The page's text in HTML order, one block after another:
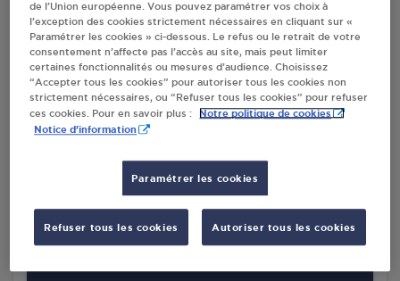
SUPER U - LANG WOERTH
ROUTE DE HAGUENAU
67360WOERTH
S'Y RENDRE
DISTRIBUTEUR AUTOMATIQUE 24/24
SYSTÈME U WOERTH
ROUTE DE HAGUENAU
67360WOERTH
de l’Union européenne. Vous pouvez paramétrer vos choix à
l’exception des cookies strictement nécessaires en cliquant sur «
Paramétrer les cookies » ci-dessous. Le refus ou le retrait de votre
consentement n’affecte pas l’accès au site, mais peut limiter
certaines fonctionnalités ou mesures d’audience. Choisissez
“Accepter tous les cookies” pour autoriser tous les cookies non
strictement nécessaires, ou “Refuser tous les cookies” pour refuser
ces cookies. Pour en savoir plus :
Notre politique de cookies
Notice d'information
Paramétrer les cookies
Refuser tous les cookies Autoriser tous les cookies